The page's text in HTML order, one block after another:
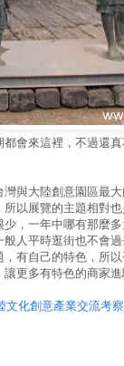
會來這裡，不過還
與大陸創意園區最
以展覽的主題相對
，一年中哪有那麼
人平時逛街也不會
有自己的特色，所
更多有特色的商家進
文化創意產業交流考